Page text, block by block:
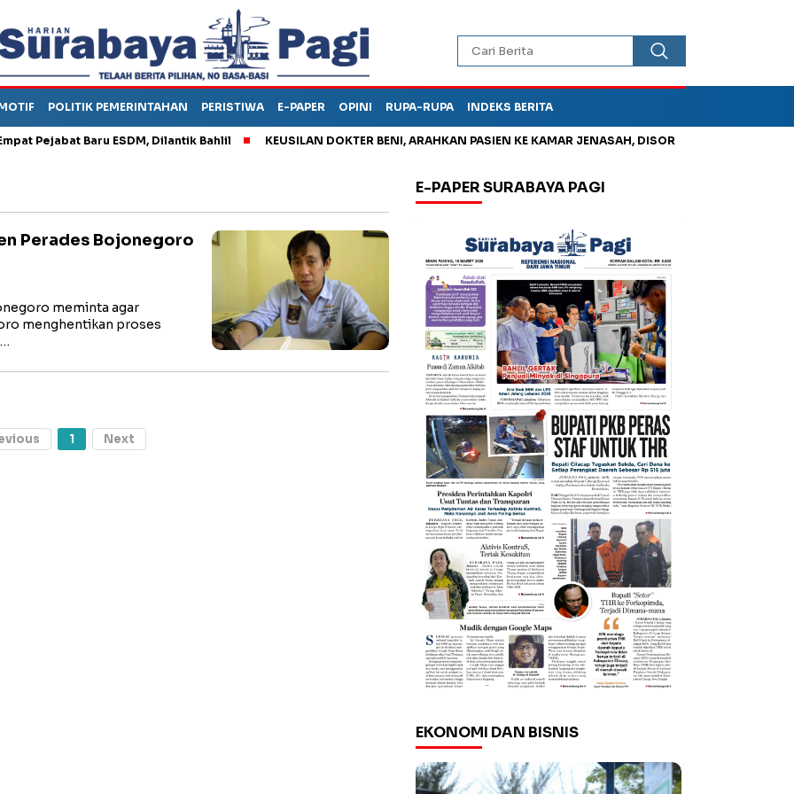
POLITIK PEMERINTAHAN PERISTIWA E-PAPER OPINI RUPA-RUPA INDEKS BERITA
Baru ESDM, Dilantik Bahlil KEUSILAN DOKTER BENI, ARAHKAN PASIEN KE KAMAR JENASAH, DISOROT
Perades Bojonegoro
meminta agar
menghentikan proses
1 Next
E-PAPER SURABAYA PAGI
EKONOMI DAN BISNIS